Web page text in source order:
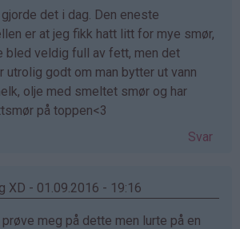
det i dag. Den eneste
er at jeg fikk hatt litt for mye smør,
bled veldig full av fett, men det
utrolig godt om man bytter ut vann
olje med smeltet smør og har
på toppen<3
Svar
XD - 01.09.2016 - 19:16
prøve meg på dette men lurte på en